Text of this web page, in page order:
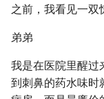
之前，我看见一双
弟弟
我是在医院里醒过
到刺鼻的药水味时